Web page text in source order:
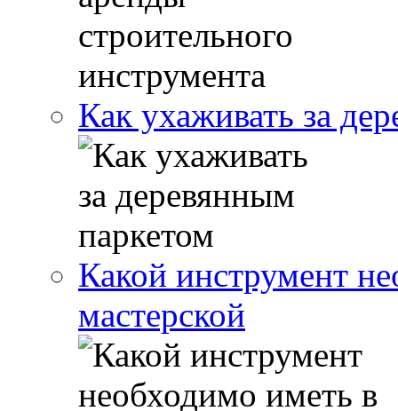
Как ухаживать за
Какой инструмент
мастерской